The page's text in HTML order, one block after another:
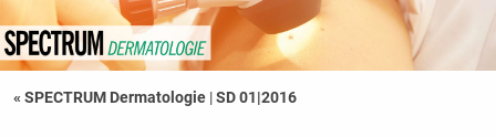
« SPECTRUM Dermatologie |SD 01|2016